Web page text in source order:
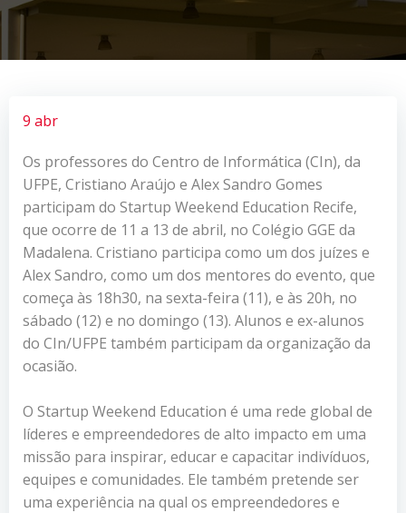
9 abr
Os professores do Centro de Informática (CIn), da
UFPE, Cristiano Araújo e Alex Sandro Gomes
participam do Startup Weekend Education Recife,
que ocorre de 11 a 13 de abril, no Colégio GGE da
Madalena. Cristiano participa como um dos juízes e
Alex Sandro, como um dos mentores do evento, que
começa às 18h30, na sexta-feira (11), e às 20h, no
sábado (12) e no domingo (13). Alunos e ex-alunos
do CIn/UFPE também participam da organização da
ocasião.
O Startup Weekend Education é uma rede global de
líderes e empreendedores de alto impacto em uma
missão para inspirar, educar e capacitar indivíduos,
equipes e comunidades. Ele também pretende ser
uma experiência na qual os empreendedores e